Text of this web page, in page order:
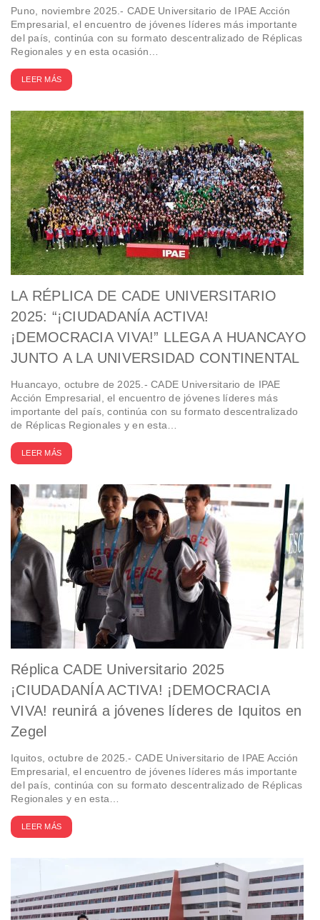
Puno, noviembre 2025.- CADE Universitario de IPAE Acción
Empresarial, el encuentro de jóvenes líderes más importante
del país, continúa con su formato descentralizado de Réplicas
Regionales y en esta ocasión…
LEER MÁS
LA RÉPLICA DE CADE UNIVERSITARIO
2025: “¡CIUDADANÍA ACTIVA!
¡DEMOCRACIA VIVA!” LLEGA A HUANCAYO
JUNTO A LA UNIVERSIDAD CONTINENTAL
Huancayo, octubre de 2025.- CADE Universitario de IPAE
Acción Empresarial, el encuentro de jóvenes líderes más
importante del país, continúa con su formato descentralizado
de Réplicas Regionales y en esta…
LEER MÁS
Réplica CADE Universitario 2025
¡CIUDADANÍA ACTIVA! ¡DEMOCRACIA
VIVA! reunirá a jóvenes líderes de Iquitos en
Zegel
Iquitos, octubre de 2025.- CADE Universitario de IPAE Acción
Empresarial, el encuentro de jóvenes líderes más importante
del país, continúa con su formato descentralizado de Réplicas
Regionales y en esta…
LEER MÁS